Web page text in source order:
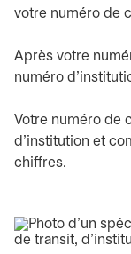
votre numéro de
Après votre
numéro
Votre numéro de
d'institution et
chiffres.